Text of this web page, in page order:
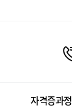
자격증과정